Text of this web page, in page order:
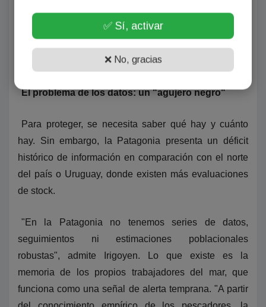
El problema de los datos: un "agujero negro"
Para proteger, se necesita saber qué hay y cuánto
hay. Sin embargo, la Patagonia presenta un déficit
histórico de información en comparación con el norte
del país o Uruguay, donde existen más evaluaciones
de stock.
"En la Patagonia no tenemos series de datos,
seguimientos ni estimaciones poblacionales
robustas", admite Irigoyen. Lo que existe es la
memoria de los propios trabajadores del mar, que
funciona como una señal de alerta temprana. "A partir
✅ Sí, activar
❌ No, gracias